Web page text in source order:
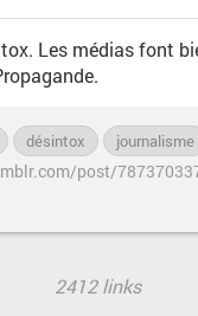
Les médias font
désintox journalisme
2412 links